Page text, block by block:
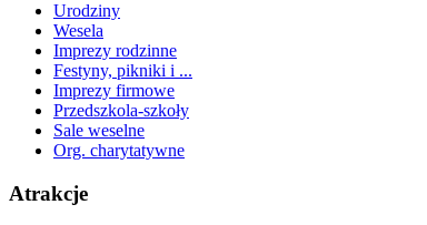
Urodziny
Wesela
Imprezy rodzinne
Festyny, pikniki i ...
Imprezy firmowe
Przedszkola-szkoły
Sale weselne
Org. charytatywne
Atrakcje